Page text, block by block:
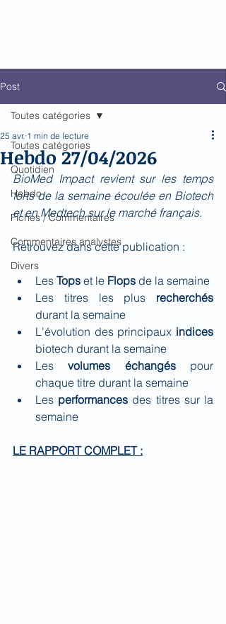
Post
Toutes catégories
Quotidien
Hebdo
Fiches / Commentaires
Commentaires analystes
Divers
Toutes catégories
Hebdo 27/04/2026
25 avr. 1 min de lecture
BioMed Impact revient sur les temps
forts de la semaine écoulée en Biotech
et en Medtech sur le marché français.
Retrouvez dans cette publication :
Les Tops et le Flops de la semaine
Les titres les plus
durant la semaine
L'évolution des principaux
biotech durant la semaine
Les volumes échangés pour
chaque titre durant la semaine
Les performances des titres sur la
semaine
LE RAPPORT COMPLET :